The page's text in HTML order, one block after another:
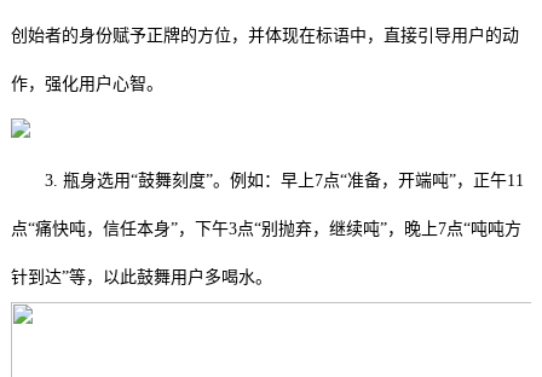
创始者的身份赋予正牌的方位，并体现在标语中，直接引导用户的动
作，强化用户心智。
3. 瓶身选用“鼓舞刻度”。例如：早上7点“准备，开端吨”，正午11
点“痛快吨，信任本身”，下午3点“别抛弃，继续吨”，晚上7点“吨吨方
针到达”等，以此鼓舞用户多喝水。